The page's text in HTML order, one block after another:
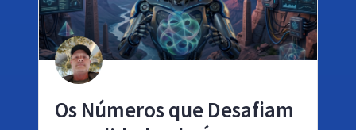
Os Números que Desafiam